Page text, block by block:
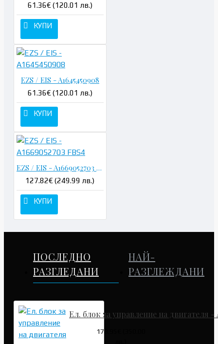
61.36€ (120.01 лв.)
КУПИ
EZS / EIS - A1645450908
61.36€ (120.01 лв.)
КУПИ
EZS / EIS - A1669052703 FBS4
127.82€ (249.99 лв.)
КУПИ
ПОСЛЕДНО
РАЗГЛЕДАНИ
НАЙ-
РАЗГЛЕЖДАНИ
Ел. блок за управление на двигателя -
178.95€ (350.00